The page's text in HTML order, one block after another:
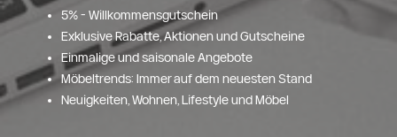
5% - Willkommensgutschein
Exklusive Rabatte, Aktionen und Gutscheine
Einmalige und saisonale Angebote
Möbeltrends: Immer auf dem neuesten Stand
Neuigkeiten, Wohnen, Lifestyle und Möbel